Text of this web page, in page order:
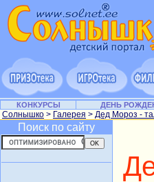
КОНКУРСЫ ДЕНЬ
Солнышко > Галерея > Дед Мороз -
Поиск по сайту